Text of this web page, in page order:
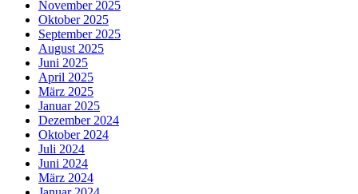
November 2025
Oktober 2025
September 2025
August 2025
Juni 2025
April 2025
März 2025
Januar 2025
Dezember 2024
Oktober 2024
Juli 2024
Juni 2024
März 2024